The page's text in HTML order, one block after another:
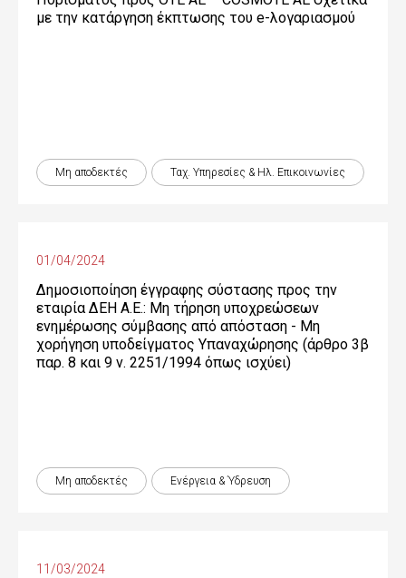
με την κατάργηση έκπτωσης του e-λογαριασμού
Μη αποδεκτές Ταχ. Υπηρεσίες & Ηλ. Επικοινωνίες
01/04/2024
Δημοσιοποίηση έγγραφης σύστασης προς την
εταιρία ΔΕΗ Α.Ε.: Μη τήρηση υποχρεώσεων
ενημέρωσης σύμβασης από απόσταση - Μη
χορήγηση υποδείγματος Υπαναχώρησης (άρθρο 3β
παρ. 8 και 9 ν. 2251/1994 όπως ισχύει)
Μη αποδεκτές Ενέργεια & Ύδρευση
11/03/2024